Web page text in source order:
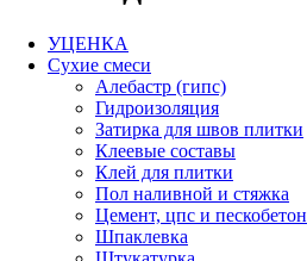
УЦЕНКА
Сухие смеси
Алебастр (гипс)
Гидроизоляция
Затирка для швов плитки
Клеевые составы
Клей для плитки
Пол наливной и стяжка
Цемент, цпс и пескобетон
Шпаклевка